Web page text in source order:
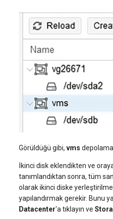
Görüldüğü gibi,vms depolama
İkinci disk eklendikten ve
tanımlandıktan sonra, tüm
olarak ikinci diske
yapılandırmak gerekir. Bunu
Datacenter'a tıklayın ve